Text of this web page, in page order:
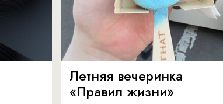
Летняя вечеринка
«Правил жизни»